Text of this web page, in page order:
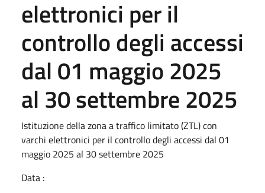
elettronici per il
controllo degli accessi
dal 01 maggio 2025
al 30 settembre 2025
Istituzione della zona a traffico limitato (ZTL) con
varchi elettronici per il controllo degli accessi dal 01
maggio 2025 al 30 settembre 2025
Data :